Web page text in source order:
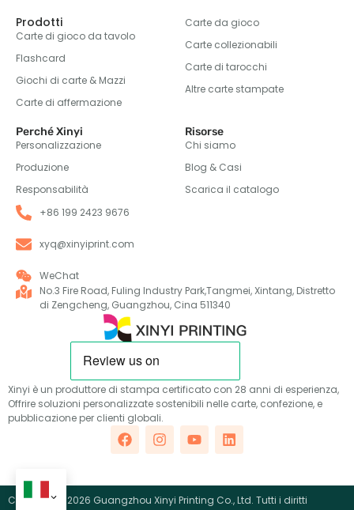
Xinyi è un produttore di stampa certificato con 28 anni di esperienza,
Offrire soluzioni personalizzate sostenibili nelle carte, confezione, e
pubblicazione per clienti globali.
Prodotti
Carte di gioco da tavolo
Flashcard
Giochi di carte & Mazzi
Carte di affermazione
Carte da gioco
Carte collezionabili
Carte di tarocchi
Altre carte stampate
Perché Xinyi
Personalizzazione
Produzione
Responsabilità
Risorse
Chi siamo
Blog & Casi
Scarica il catalogo
+86 199 2423 9676
xyq@xinyiprint.com
WeChat
No.3 Fire Road, Fuling Industry Park,Tangmei, Xintang, Distretto
di Zengcheng, Guangzhou, Cina 511340
Copyright ©2026 Guangzhou Xinyi Printing Co., Ltd. Tutti i diritti